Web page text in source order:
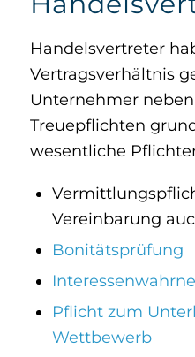
Handelsvertreter
Vertragsverhältnis
Unternehmer
Treuepflichten
wesentliche
Vereinbarung
Bonitätsprüfung
Pflicht zum
Wettbewerb